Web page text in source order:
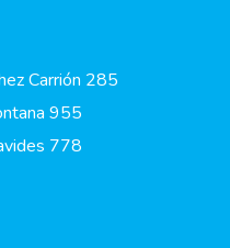
Carrión 285
955
778